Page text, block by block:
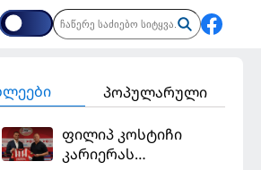
პოპულარული
ფილიპ კოსტიჩი
კარიერას